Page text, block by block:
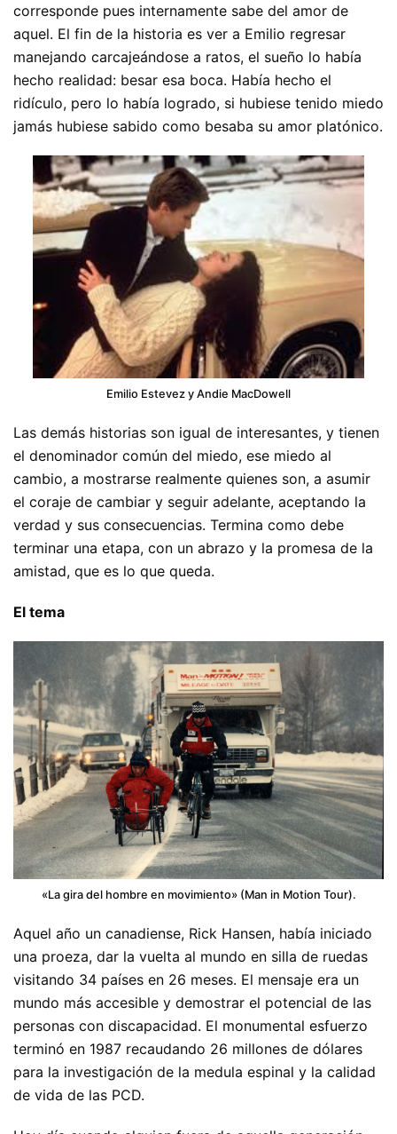
corresponde pues internamente sabe del amor de
aquel. El fin de la historia es ver a Emilio regresar
manejando carcajeándose a ratos, el sueño lo había
hecho realidad: besar esa boca. Había hecho el
ridículo, pero lo había logrado, si hubiese tenido miedo
jamás hubiese sabido como besaba su amor platónico.
Emilio Estevez y Andie MacDowell
Las demás historias son igual de interesantes, y tienen
el denominador común del miedo, ese miedo al
cambio, a mostrarse realmente quienes son, a asumir
el coraje de cambiar y seguir adelante, aceptando la
verdad y sus consecuencias. Termina como debe
terminar una etapa, con un abrazo y la promesa de la
amistad, que es lo que queda.
El tema
«La gira del hombre en movimiento» (Man in Motion Tour).
Aquel año un canadiense, Rick Hansen, había iniciado
una proeza, dar la vuelta al mundo en silla de ruedas
visitando 34 países en 26 meses. El mensaje era un
mundo más accesible y demostrar el potencial de las
personas con discapacidad. El monumental esfuerzo
terminó en 1987 recaudando 26 millones de dólares
para la investigación de la medula espinal y la calidad
de vida de las PCD.